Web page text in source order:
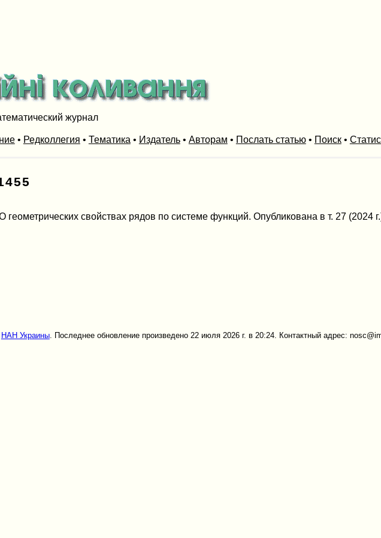
журнал
• Редколлегия • Тематика • Издатель• Авторам • Послать статью• Поиск•
геометрических свойствах рядов по системе функций. Опубликована в т. 27 (2024
НАН Украины. Последнее обновление произведено 22 июля 2026 г. в 20:24. Контактный адрес: